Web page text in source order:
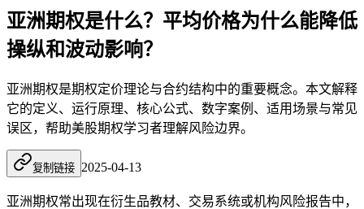
亚洲期权是什么？平均价格为什么能降低
操纵和波动影响？
亚洲期权是期权定价理论与合约结构中的重要概念。本文解释
它的定义、运行原理、核心公式、数字案例、适用场景与常见
误区，帮助美股期权学习者理解风险边界。
复制链接 2025-04-13
亚洲期权常出现在衍生品教材、交易系统或机构风险报告中，